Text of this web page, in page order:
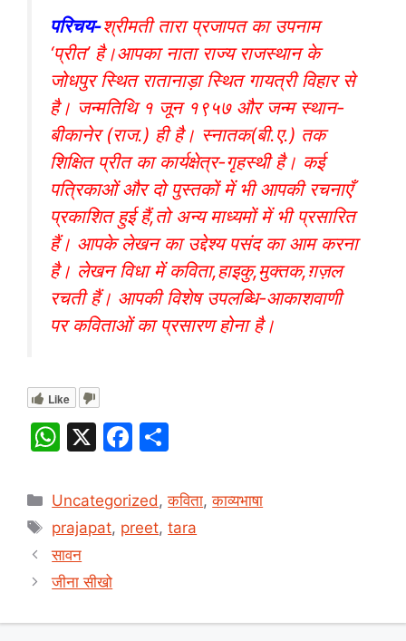
परिचय-श्रीमती तारा प्रजापत का उपनाम
‘प्रीत’ है।आपका नाता राज्य राजस्थान के
जोधपुर स्थित रातानाड़ा स्थित गायत्री विहार से
है। जन्मतिथि १ जून १९५७ और जन्म स्थान-
बीकानेर (राज.) ही है। स्नातक(बी.ए.) तक
शिक्षित प्रीत का कार्यक्षेत्र-गृहस्थी है। कई
पत्रिकाओं और दो पुस्तकों में भी आपकी रचनाएँ
प्रकाशित हुई हैं,तो अन्य माध्यमों में भी प्रसारित
हैं। आपके लेखन का उद्देश्य पसंद का आम करना
है। लेखन विधा में कविता,हाइकु,मुक्तक,ग़ज़ल
रचती हैं। आपकी विशेष उपलब्धि-आकाशवाणी
पर कविताओं का प्रसारण होना है।
Like
W
at
s
A
p
X
F
c
e
ar
e
Categories
Uncategorized,कविता,काव्यभाषा
Tags
prajapat, preet,tara
सावन
जीना सीखो